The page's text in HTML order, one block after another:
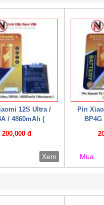
12S Ultra /
/ 4860mAh (
200,000 đ
Xem
Pin
Mua